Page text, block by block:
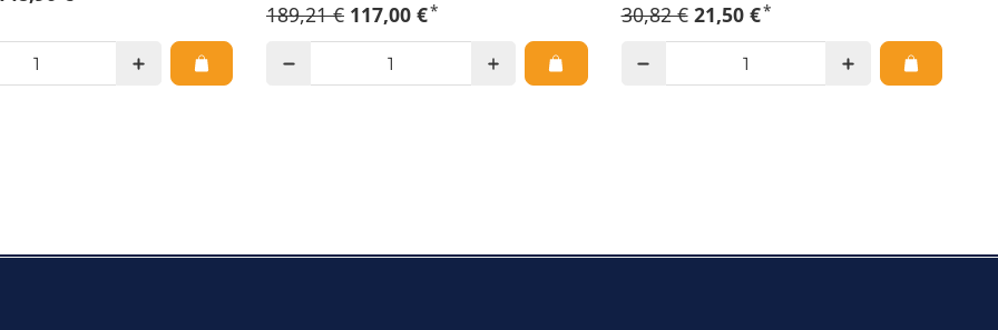
189,21 € 117,00 €*
30,82 € 21,50 €*